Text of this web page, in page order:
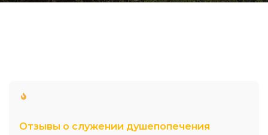
Отзывы о служении душепопечения